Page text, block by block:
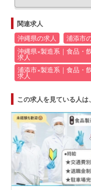
関連求人
沖縄県の求人
浦添市
沖縄県×製造系｜食品・
求人
浦添市×製造系｜食品・
求人
この求人を見ている人